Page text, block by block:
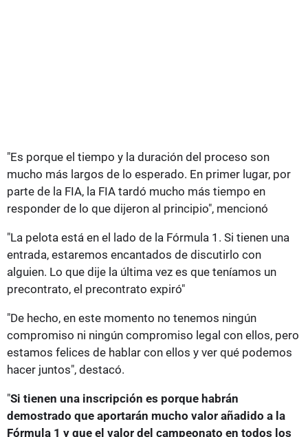
"Es porque el tiempo y la duración del proceso son
mucho más largos de lo esperado. En primer lugar, por
parte de la FIA, la FIA tardó mucho más tiempo en
responder de lo que dijeron al principio", mencionó
"La pelota está en el lado de la Fórmula 1. Si tienen una
entrada, estaremos encantados de discutirlo con
alguien. Lo que dije la última vez es que teníamos un
precontrato, el precontrato expiró"
"De hecho, en este momento no tenemos ningún
compromiso ni ningún compromiso legal con ellos, pero
estamos felices de hablar con ellos y ver qué podemos
hacer juntos", destacó.
"Si tienen una inscripción es porque habrán
demostrado que aportarán mucho valor añadido a la
Fórmula 1 y que el valor del campeonato en todos los